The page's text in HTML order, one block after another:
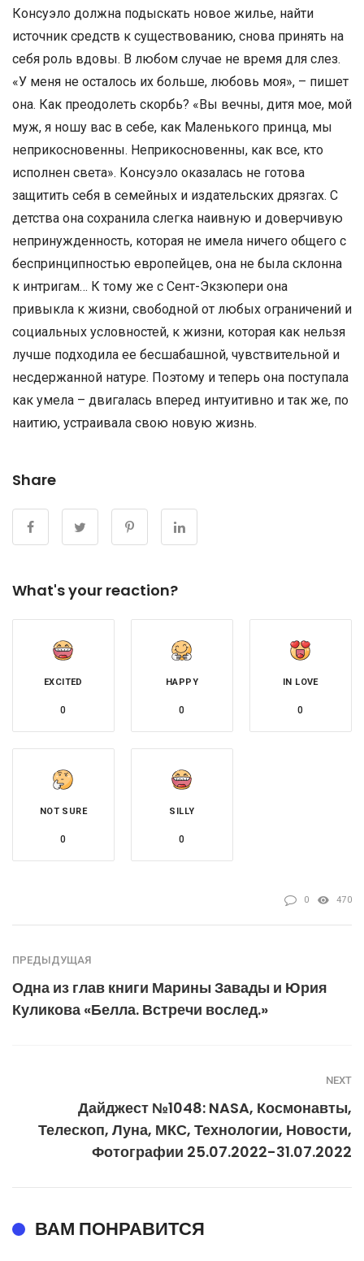
Консуэло должна подыскать новое жилье, найти
источник средств к существованию, снова принять на
себя роль вдовы. В любом случае не время для слез.
«У меня не осталось их больше, любовь моя», – пишет
она. Как преодолеть скорбь? «Вы вечны, дитя мое, мой
муж, я ношу вас в себе, как Маленького принца, мы
неприкосновенны. Неприкосновенны, как все, кто
исполнен света». Консуэло оказалась не готова
защитить себя в семейных и издательских дрязгах. С
детства она сохранила слегка наивную и доверчивую
непринужденность, которая не имела ничего общего с
беспринципностью европейцев, она не была склонна
к интригам… К тому же с Сент-Экзюпери она
привыкла к жизни, свободной от любых ограничений и
социальных условностей, к жизни, которая как нельзя
лучше подходила ее бесшабашной, чувствительной и
несдержанной натуре. Поэтому и теперь она поступала
как умела – двигалась вперед интуитивно и так же, по
наитию, устраивала свою новую жизнь.
Share
What's your reaction?
EXCITED
0
HAPPY
0
IN LOVE
0
NOT SURE
0
SILLY
0
0 470
ПРЕДЫДУЩАЯ
Одна из глав книги Марины Завады и Юрия
Куликова «Белла. Встречи вослед.»
NEXT
Дайджест №1048: NASA, Космонавты,
Телескоп, Луна, МКС, Технологии, Новости,
Фотографии 25.07.2022-31.07.2022
ВАМ ПОНРАВИТСЯ